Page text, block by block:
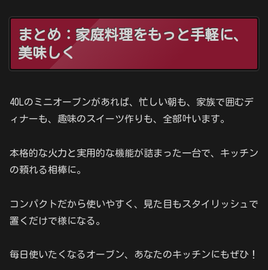
まとめ：家庭料理をもっと手軽に、
美味しく
40Lのミニオーブンがあれば、忙しい朝も、家族で囲むデ
ィナーも、趣味のスイーツ作りも、全部叶います。
本格的な火力と実用的な機能が詰まった一台で、キッチン
の頼れる相棒に。
コンパクトだから使いやすく、見た目もスタイリッシュで
置くだけで様になる。
毎日使いたくなるオーブン、あなたのキッチンにもぜひ！